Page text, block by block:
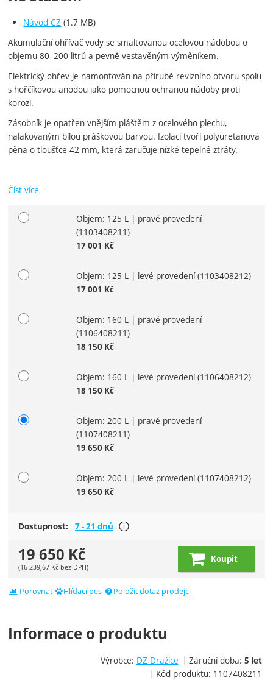
Návod CZ (1.7 MB)
Akumulační ohřívač vody se smaltovanou ocelovou nádobou o
objemu 80–200 litrů a pevně vestavěným výměníkem.
Elektrický ohřev je namontován na přírubě revizního otvoru spolu
s hořčíkovou anodou jako pomocnou ochranou nádoby proti
korozi.
Zásobník je opatřen vnějším pláštěm z ocelového plechu,
nalakovaným bílou práškovou barvou. Izolaci tvoří polyuretanová
pěna o tloušťce 42 mm, která zaručuje nízké tepelné ztráty.
Číst více
Vyberte variantuObjem: 125 L | pravé provedení
(1103408211)
17 001 Kč
Objem: 125 L | levé provedení(1103408212)
17 001 Kč
Objem: 160 L | pravé provedení
(1106408211)
18 150 Kč
Objem: 160 L | levé provedení(1106408212)
18 150 Kč
Objem: 200 L | pravé provedení
(1107408211)
19 650 Kč
Objem: 200 L | levé provedení(1107408212)
19 650 Kč
Dostupnost: 7 - 21 dnů
19 650 Kč
(16 239,67 Kč bez DPH)
Koupit
Porovnat Hlídací pes Položit dotaz prodejci
Informace o produktu
Výrobce: DZ Dražice Záruční doba: 5 let
Kód produktu: 1107408211